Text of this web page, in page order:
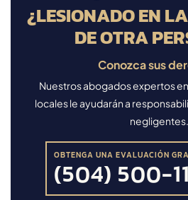
¿LESIONADO EN
DE OTRA
Conozca sus
Nuestros abogados expertos
locales le ayudarán a
negligentes.
OBTENGA UNA EVALUACIÓN
(504) 500-